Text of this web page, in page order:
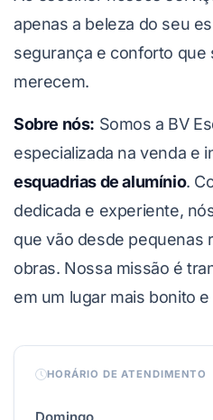
apenas a beleza do seu
segurança e conforto que
merecem.
Sobre nós: Somos a BV
especializada na venda e
esquadrias de alumínio.
dedicada e experiente,
que vão desde pequenas
obras. Nossa missão é
em um lugar mais bonito
HORÁRIO DE ATENDIMENTO